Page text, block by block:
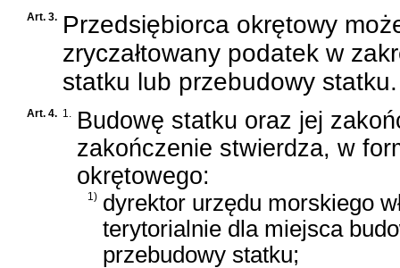
Art. 3. Przedsiębiorca okrętowy
zryczałtowany podatek w
statku lub przebudowy statku.
Art. 4. 1. Budowę statku oraz jej
zakończenie stwierdza, w
okrętowego:
1) dyrektor urzędu morskiego
terytorialnie dla miejsca
przebudowy statku;